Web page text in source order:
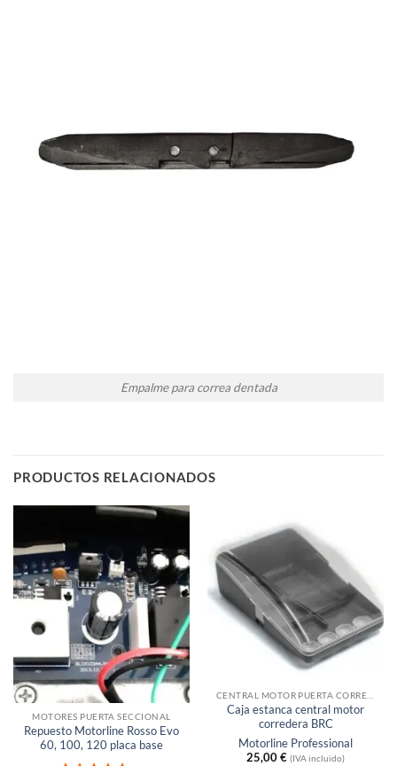
Empalme para correa dentada
PRODUCTOS RELACIONADOS
Sin existencias
MOTORES PUERTA SECCIONAL
Repuesto Motorline Rosso Evo
60, 100, 120 placa base
Caja estanca central motor
corredera BRC
Motorline Professional
25,00€ (IVA incluido)